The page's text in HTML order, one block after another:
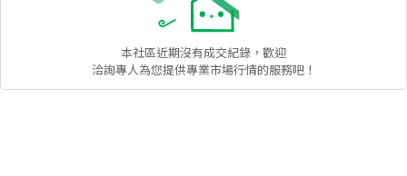
本社區近期沒有成交紀錄，歡迎
洽詢專人為您提供專業市場行情的服務吧！